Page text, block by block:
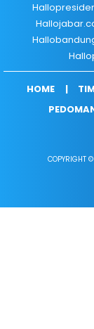
HOME
COPYRIGHT